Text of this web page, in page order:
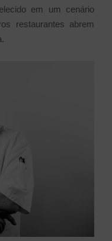
em um cenário
restaurantes abrem